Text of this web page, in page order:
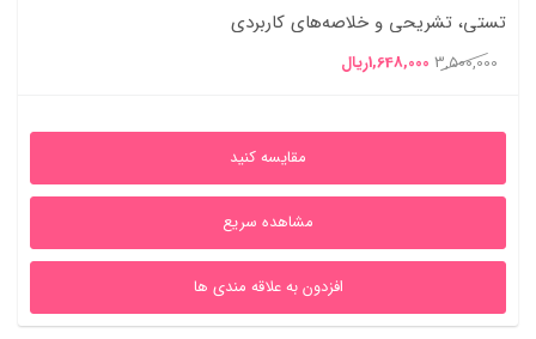
تستی، تشریحی و خلاصه‌های کاربردی
3,500,000 قیمت
3,500,000ریال
1,648,000ریال
1,648,000ریال
مقایسه کنید
مشاهده سریع
افزدون به علاقه مندی ها